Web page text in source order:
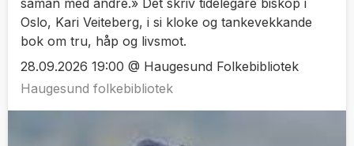
Oslo, Kari Veiteberg, i si kloke og tankevekkande
bok om tru, håp og livsmot.
28.09.2026 19:00 @ Haugesund Folkebibliotek
Haugesund folkebibliotek